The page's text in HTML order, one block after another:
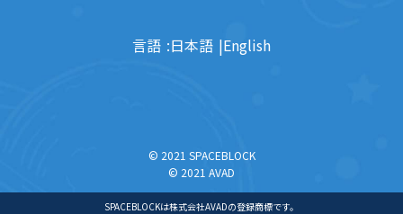
言語 日本語 English
© 2021 SPACEBLOCK
© 2021 AVAD
SPACEBLOCKは株式会社AVADの登録商標です。